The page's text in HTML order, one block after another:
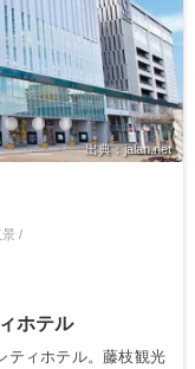
出典：jalan.net
景 /
ホテル
ティホテル。藤枝観光